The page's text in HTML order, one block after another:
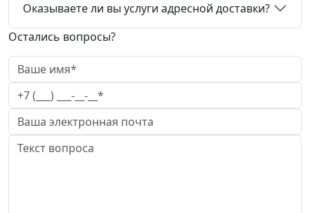
Оказываете ли вы услуги адресной доставки?
Остались вопросы?